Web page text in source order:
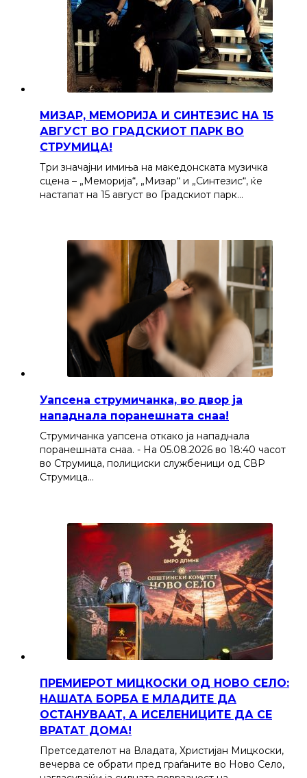
МИЗАР, МЕМОРИЈА И СИНТЕЗИС НА 15
АВГУСТ ВО ГРАДСКИОТ ПАРК ВО
СТРУМИЦА!
Три значајни имиња на македонската музичка
сцена – „Меморија“, „Мизар“ и „Синтезис“, ќе
настапат на 15 август во Градскиот парк…
Уапсена струмичанка, во двор ја
нападнала поранешната снаа!
Струмичанка уапсена откако ја нападнала
поранешната снаа. - На 05.08.2026 во 18:40 часот
во Струмица, полициски службеници од СВР
Струмица…
ПРЕМИЕРОТ МИЦКОСКИ ОД НОВО СЕЛО:
НАШАТА БОРБА Е МЛАДИТЕ ДА
ОСТАНУВААТ, А ИСЕЛЕНИЦИТЕ ДА СЕ
ВРАТАТ ДОМА!
Претседателот на Владата, Христијан Мицкоски,
вечерва се обрати пред граѓаните во Ново Село,